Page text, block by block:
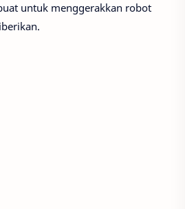
untuk menggerakkan robot